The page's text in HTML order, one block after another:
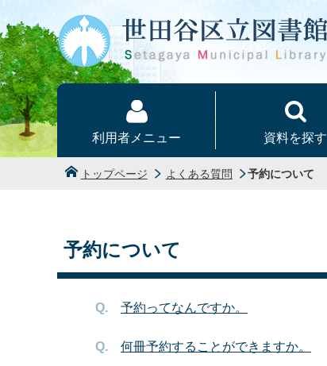
本文へ
利用者メニュー 資料を探す
トップページ よくある質問 予約について
予約について
予約ってなんですか。
何冊予約することができますか。